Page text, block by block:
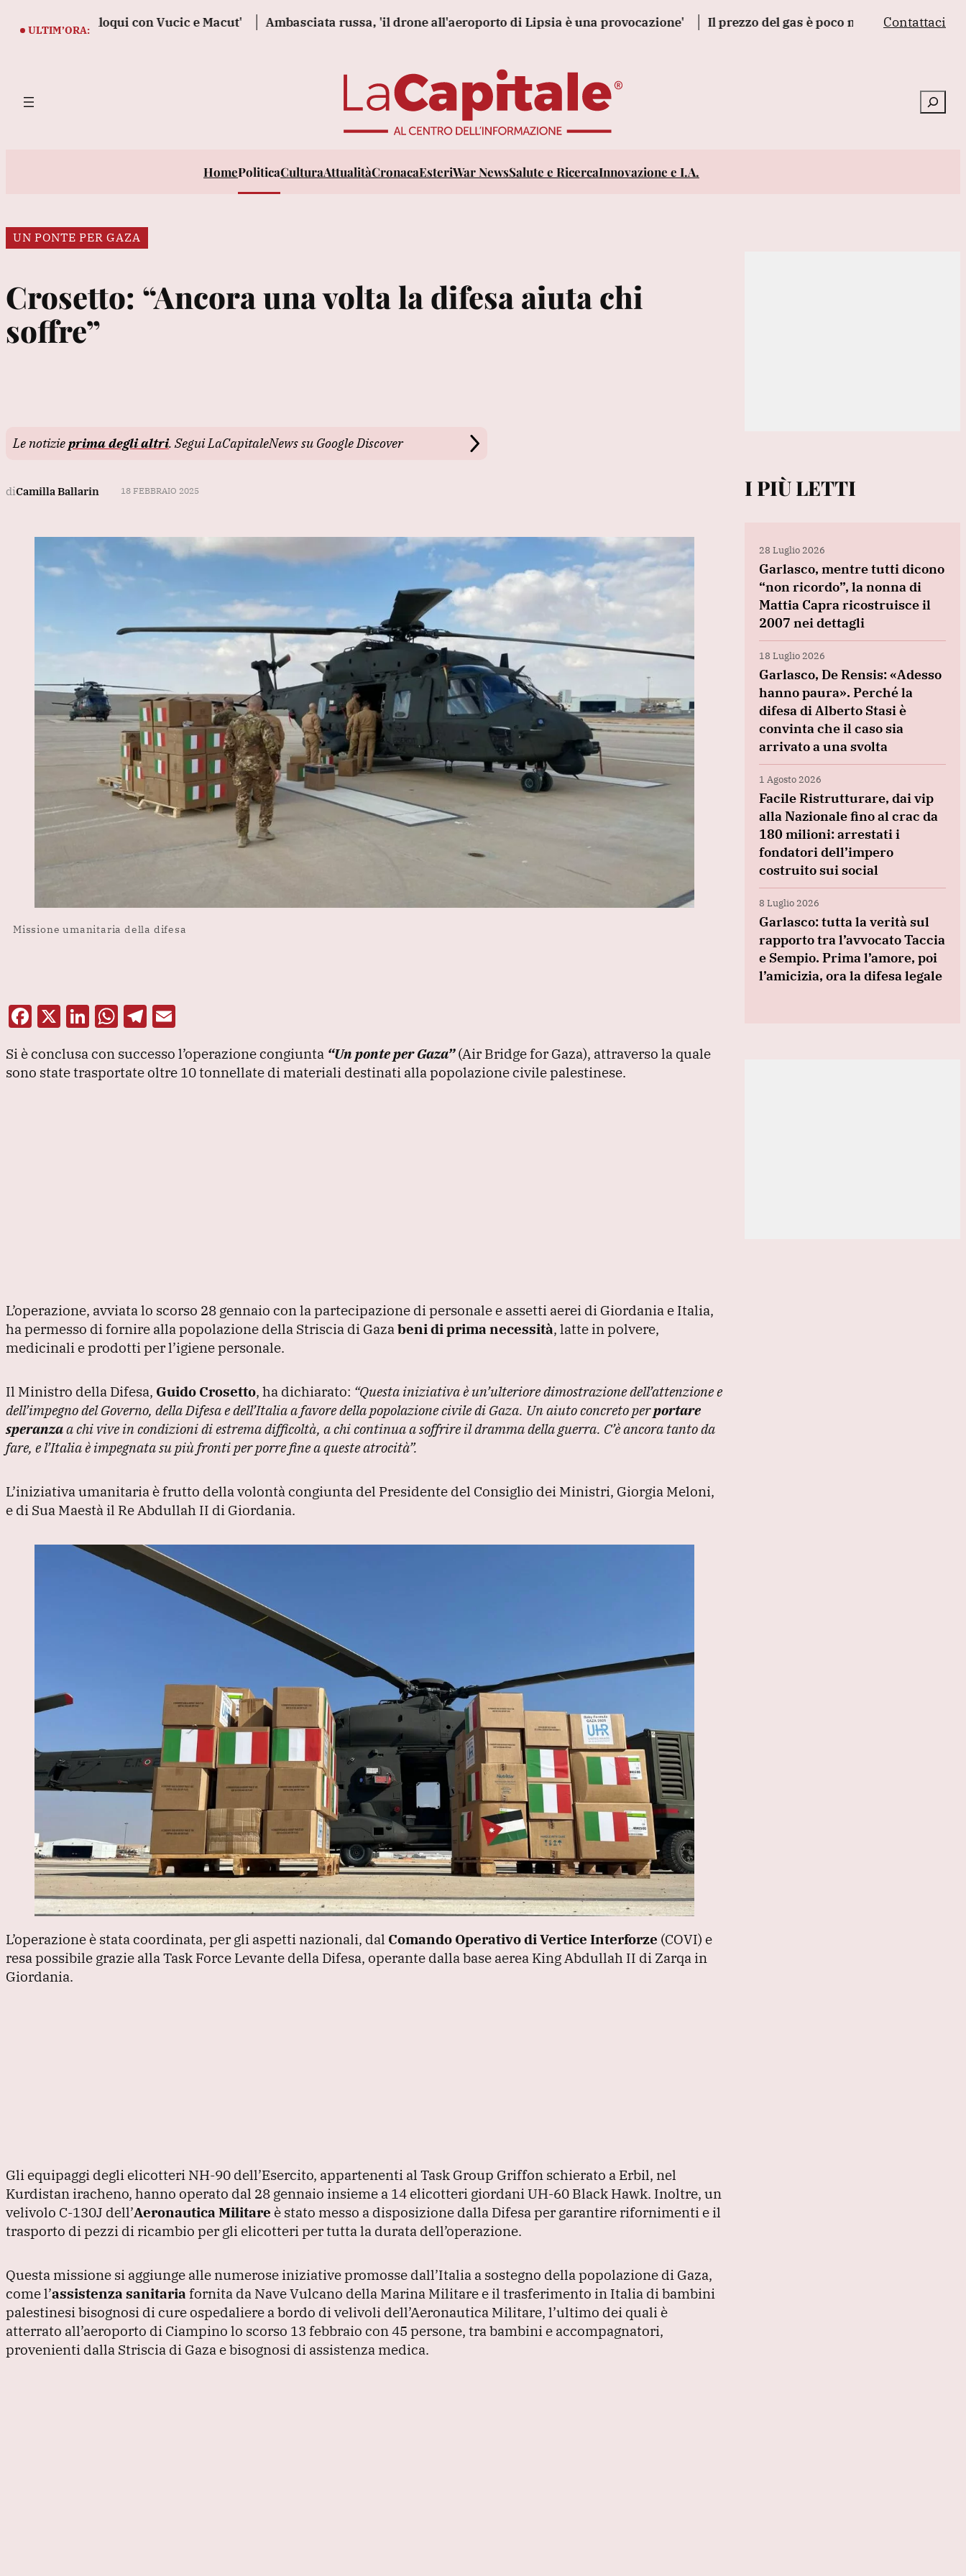
ULTIM’ORA:
'colloqui con Vucic e Macut' Ambasciata russa, 'il drone all'aeroporto di Lipsia è una provocazione' Il prezzo del gas è poco mosso sotto i 56 euro al
Contattaci
Cerca
HomePoliticaCulturaAttualitàCronacaEsteriWar NewsSalute e RicercaInnovazione e I.A.
UN PONTE PER GAZA
Crosetto: “Ancora una volta la difesa aiuta chi
soffre”
Le notizieprima degli altri. Segui LaCapitaleNews su Google Discover
diCamilla Ballarin 18 FEBBRAIO 2025
Missione umanitaria della difesa
F
c
e
X Li
k
e
W
at
s
T
e
gr
ai
l
Si è conclusa con successo l’operazione congiunta “Un ponte per Gaza” (Air Bridge for Gaza), attraverso la quale
sono state trasportate oltre 10 tonnellate di materiali destinati alla popolazione civile palestinese.
L’operazione, avviata lo scorso 28 gennaio con la partecipazione di personale e assetti aerei di Giordania e Italia,
ha permesso di fornire alla popolazione della Striscia di Gaza beni di prima necessità, latte in polvere,
medicinali e prodotti per l’igiene personale.
Il Ministro della Difesa, Guido Crosetto, ha dichiarato: “Questa iniziativa è un’ulteriore dimostrazione dell’attenzione e
dell’impegno del Governo, della Difesa e dell’Italia a favore della popolazione civile di Gaza. Un aiuto concreto perportare
speranzaa chi vive in condizioni di estrema difficoltà, a chi continua a soffrire il dramma della guerra. C’è ancora tanto da
fare, e l’Italia è impegnata su più fronti per porre fine a queste atrocità”.
L’iniziativa umanitaria è frutto della volontà congiunta del Presidente del Consiglio dei Ministri, Giorgia Meloni,
e di Sua Maestà il Re Abdullah II di Giordania.
L’operazione è stata coordinata, per gli aspetti nazionali, dal Comando Operativo di Vertice Interforze (COVI) e
resa possibile grazie alla Task Force Levante della Difesa, operante dalla base aerea King Abdullah II di Zarqa in
Giordania.
Gli equipaggi degli elicotteri NH-90 dell’Esercito, appartenenti al Task Group Griffon schierato a Erbil, nel
Kurdistan iracheno, hanno operato dal 28 gennaio insieme a 14 elicotteri giordani UH-60 Black Hawk. Inoltre, un
velivolo C-130J dell’Aeronautica Militare è stato messo a disposizione dalla Difesa per garantire rifornimenti e il
trasporto di pezzi di ricambio per gli elicotteri per tutta la durata dell’operazione.
Questa missione si aggiunge alle numerose iniziative promosse dall’Italia a sostegno della popolazione di Gaza,
come l’assistenza sanitaria fornita da Nave Vulcano della Marina Militare e il trasferimento in Italia di bambini
palestinesi bisognosi di cure ospedaliere a bordo di velivoli dell’Aeronautica Militare, l’ultimo dei quali è
atterrato all’aeroporto di Ciampino lo scorso 13 febbraio con 45 persone, tra bambini e accompagnatori,
provenienti dalla Striscia di Gaza e bisognosi di assistenza medica.
I PIÙ LETTI
28 Luglio 2026
Garlasco, mentre tutti dicono
“non ricordo”, la nonna di
Mattia Capra ricostruisce il
2007 nei dettagli
18 Luglio 2026
Garlasco, De Rensis: «Adesso
hanno paura». Perché la
difesa di Alberto Stasi è
convinta che il caso sia
arrivato a una svolta
1 Agosto 2026
Facile Ristrutturare, dai vip
alla Nazionale fino al crac da
180 milioni: arrestati i
fondatori dell’impero
costruito sui social
8 Luglio 2026
Garlasco: tutta la verità sul
rapporto tra l’avvocato Taccia
e Sempio. Prima l’amore, poi
l’amicizia, ora la difesa legale